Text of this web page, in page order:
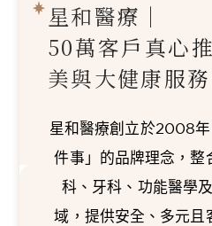
星和醫療｜
50萬客戶真心
美與大健康服
星和醫療創立於2008
件事」的品牌理念，整
科、牙科、功能醫學
域，提供安全、多元且